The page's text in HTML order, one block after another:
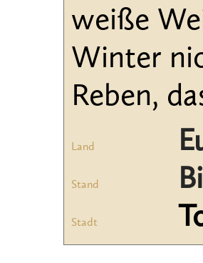
weiße
Winter
Reben,
Land
Stand
Stadt